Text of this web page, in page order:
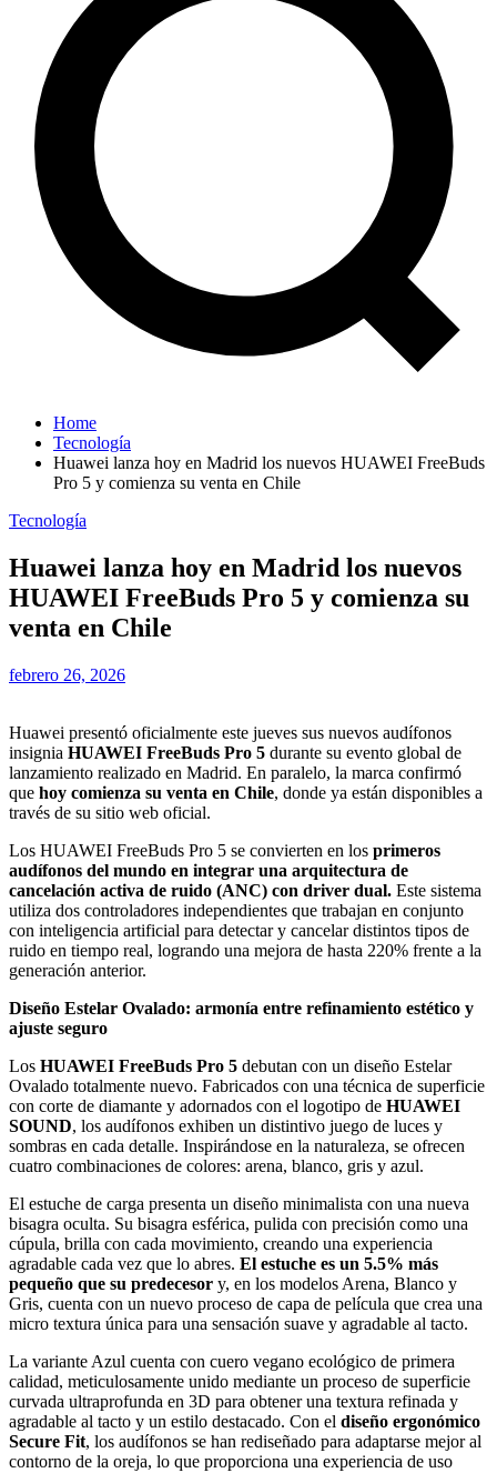
Home
Tecnología
Huawei lanza hoy en Madrid los nuevos HUAWEI FreeBuds
Pro 5 y comienza su venta en Chile
Tecnología
Huawei lanza hoy en Madrid los nuevos
HUAWEI FreeBuds Pro 5 y comienza su
venta en Chile
febrero 26, 2026
Huawei presentó oficialmente este jueves sus nuevos audífonos
insignia HUAWEI FreeBuds Pro 5 durante su evento global de
lanzamiento realizado en Madrid. En paralelo, la marca confirmó
que hoy comienza su venta en Chile, donde ya están disponibles a
través de su sitio web oficial.
Los HUAWEI FreeBuds Pro 5 se convierten en los primeros
audífonos del mundo en integrar una arquitectura de
cancelación activa de ruido (ANC) con driver dual. Este sistema
utiliza dos controladores independientes que trabajan en conjunto
con inteligencia artificial para detectar y cancelar distintos tipos de
ruido en tiempo real, logrando una mejora de hasta 220% frente a la
generación anterior.
Diseño Estelar Ovalado: armonía entre refinamiento estético y
ajuste seguro
Los HUAWEI FreeBuds Pro 5 debutan con un diseño Estelar
Ovalado totalmente nuevo. Fabricados con una técnica de superficie
con corte de diamante y adornados con el logotipo de HUAWEI
SOUND, los audífonos exhiben un distintivo juego de luces y
sombras en cada detalle. Inspirándose en la naturaleza, se ofrecen
cuatro combinaciones de colores: arena, blanco, gris y azul.
El estuche de carga presenta un diseño minimalista con una nueva
bisagra oculta. Su bisagra esférica, pulida con precisión como una
cúpula, brilla con cada movimiento, creando una experiencia
agradable cada vez que lo abres. El estuche es un 5.5% más
pequeño que su predecesor y, en los modelos Arena, Blanco y
Gris, cuenta con un nuevo proceso de capa de película que crea una
micro textura única para una sensación suave y agradable al tacto.
La variante Azul cuenta con cuero vegano ecológico de primera
calidad, meticulosamente unido mediante un proceso de superficie
curvada ultraprofunda en 3D para obtener una textura refinada y
agradable al tacto y un estilo destacado. Con el diseño ergonómico
Secure Fit, los audífonos se han rediseñado para adaptarse mejor al
contorno de la oreja, lo que proporciona una experiencia de uso